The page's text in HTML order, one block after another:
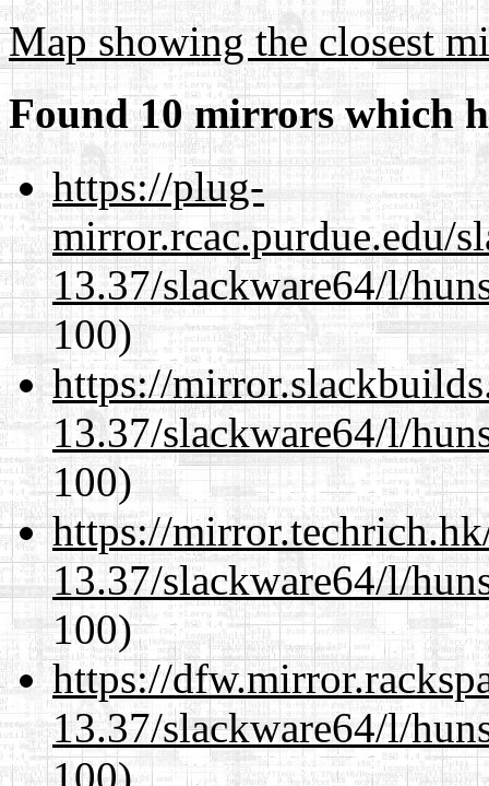
Map showing the closest
Found 10 mirrors which
https://plug-
mirror.rcac.purdue.edu/
13.37/slackware64/l/
100)
https://
13.37/slackware64/l/
100)
https://
13.37/slackware64/l/
100)
https://
13.37/slackware64/l/
100)